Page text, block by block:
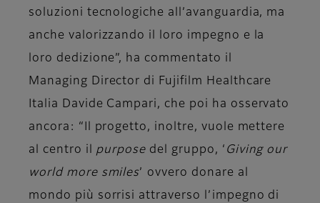
soluzioni tecnologiche all’avanguardia, ma
anche valorizzando il loro impegno e la
loro dedizione”, ha commentato il
Managing Director di Fujifilm Healthcare
Italia Davide Campari, che poi ha osservato
ancora: “Il progetto, inoltre, vuole mettere
al centro il purpose del gruppo, ‘ Giving our
world more smiles’ ovvero donare al
mondo più sorrisi attraverso l’impegno di